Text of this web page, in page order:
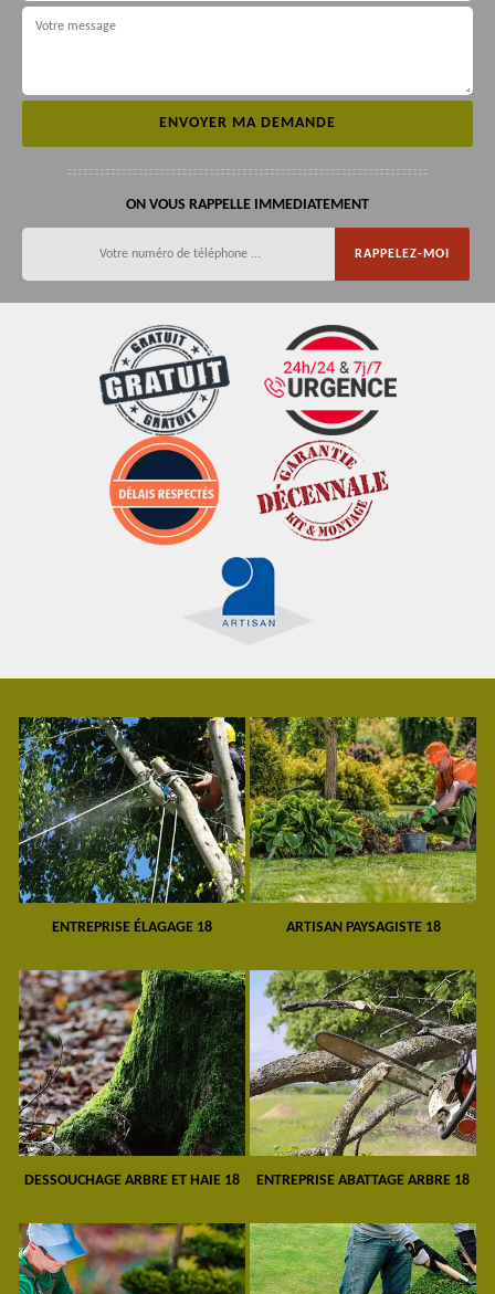
ON VOUS RAPPELLE IMMEDIATEMENT
ENTREPRISE ÉLAGAGE 18 ARTISAN PAYSAGISTE 18
DESSOUCHAGE ARBRE ET HAIE 18 ENTREPRISE ABATTAGE ARBRE 18